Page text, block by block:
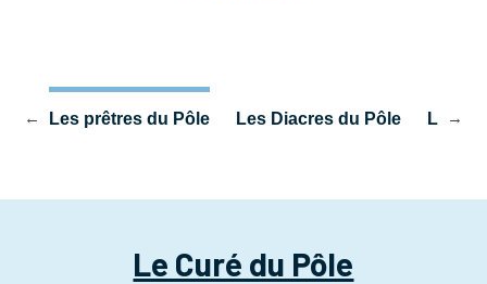
Les prêtres du Pôle Les Diacres du Pôle Le
Le Curé du Pôle